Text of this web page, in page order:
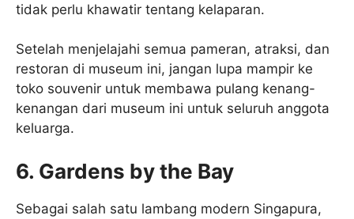
tidak perlu khawatir tentang kelaparan.
Setelah menjelajahi semua pameran, atraksi, dan
restoran di museum ini, jangan lupa mampir ke
toko souvenir untuk membawa pulang kenang-
kenangan dari museum ini untuk seluruh anggota
keluarga.
6. Gardens by the Bay
Sebagai salah satu lambang modern Singapura,